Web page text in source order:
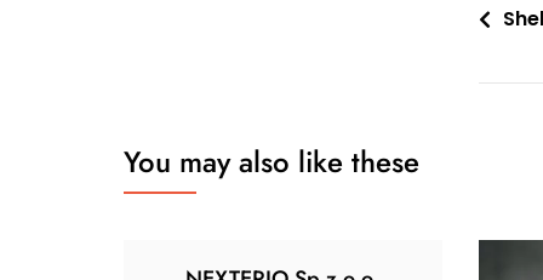
You may also like these